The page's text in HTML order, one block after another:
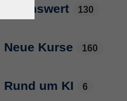
lebenswert 130
Neue Kurse 160
Rund um KI 6